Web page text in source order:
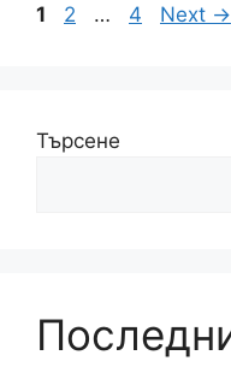
Page
1 Page
2 … Page
4 Next →
Търсене